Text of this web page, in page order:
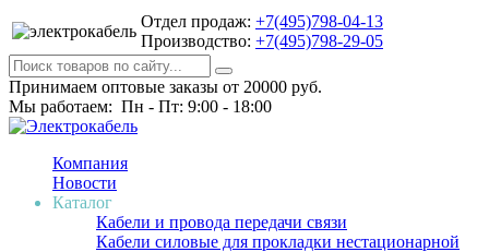
Отдел продаж: +7(495)798-04-13
Производство: +7(495)798-29-05
Принимаем оптовые заказы от 20000 руб.
Мы работаем: Пн - Пт: 9:00 - 18:00
Компания
Новости
Каталог
Кабели и провода передачи связи
Кабели силовые для прокладки нестационарной